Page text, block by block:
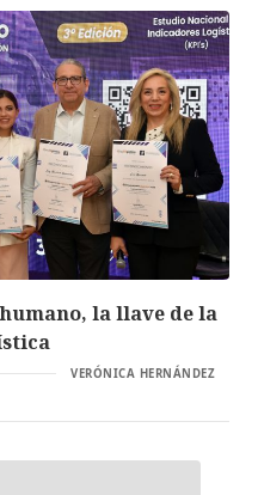
la llave de la
VERÓNICA HERNÁNDEZ